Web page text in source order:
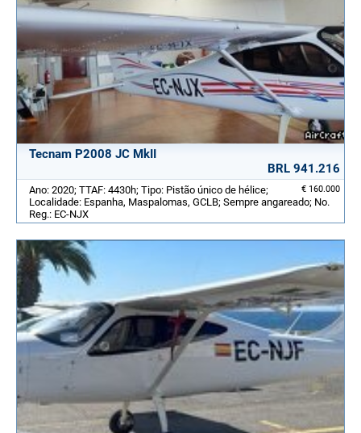
Tecnam P2008 JC MkII
BRL 941.216
€ 160.000
Ano: 2020; TTAF: 4430h; Tipo: Pistão único de hélice;
Localidade: Espanha, Maspalomas, GCLB; Sempre angareado; No.
Reg.: EC-NJX